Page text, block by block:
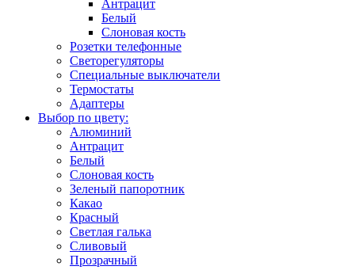
Антрацит
Белый
Слоновая кость
Розетки телефонные
Светорегуляторы
Специальные выключатели
Термостаты
Адаптеры
Выбор по цвету:
Алюминий
Антрацит
Белый
Слоновая кость
Зеленый папоротник
Какао
Красный
Светлая галька
Сливовый
Прозрачный